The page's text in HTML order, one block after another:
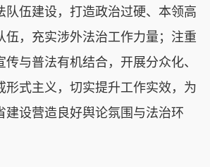
队伍建设，打造政治过硬、本领高
伍，充实涉外法治工作力量；注重
与普法有机结合，开展分众化、
形式主义，切实提升工作实效，为
建设营造良好舆论氛围与法治环